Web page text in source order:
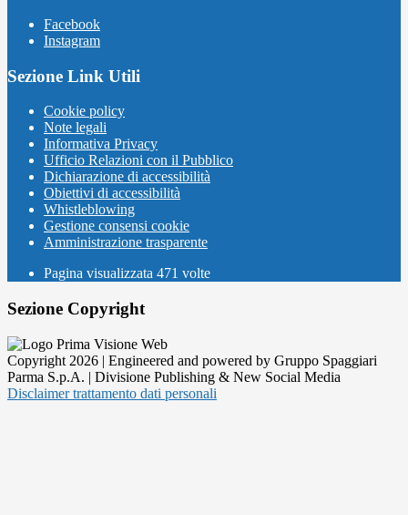
Facebook
Instagram
Sezione Link Utili
Cookie policy
Note legali
Informativa Privacy
Ufficio Relazioni con il Pubblico
Dichiarazione di accessibilità
Obiettivi di accessibilità
Whistleblowing
Gestione consensi cookie
Amministrazione trasparente
Pagina visualizzata 471 volte
Sezione Copyright
Copyright 2026 | Engineered and powered by Gruppo Spaggiari
Parma S.p.A. | Divisione Publishing & New Social Media
Disclaimer trattamento dati personali